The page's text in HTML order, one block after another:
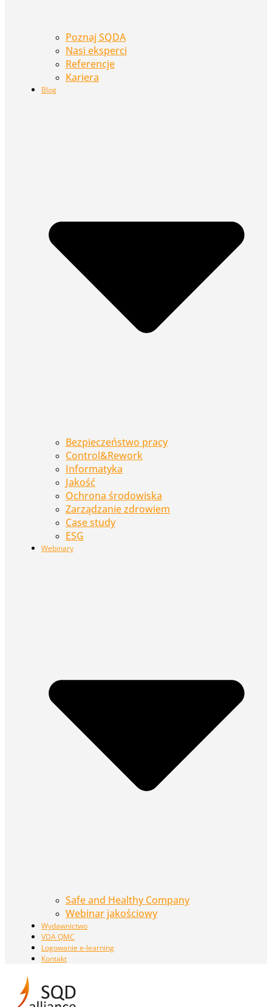
Poznaj SQDA
Nasi eksperci
Referencje
Kariera
Blog
Bezpieczeństwo pracy
Control&Rework
Informatyka
Jakość
Ochrona środowiska
Zarządzanie zdrowiem
Case study
ESG
Webinary
Safe and Healthy Company
Webinar jakościowy
Wydawnictwo
VDA QMC
Logowanie e-learning
Kontakt